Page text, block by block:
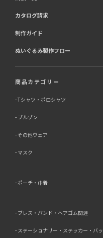
カタログ請求
制作ガイド
ぬいぐるみ製作フロー
商品カテゴリー
Tシャツ・ポロシャツ
ブルゾン
その他ウェア
マスク
ポーチ・巾着
ブレス・バンド・ヘアゴム関連
ステーショナリー・ステッカー・バッ